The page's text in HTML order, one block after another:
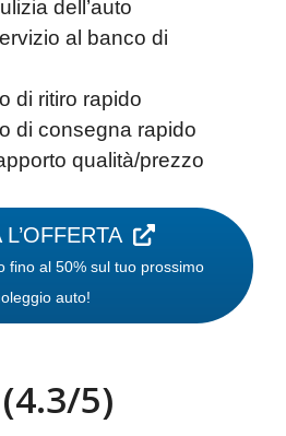
dell’auto
al banco di
di ritiro rapido
di consegna rapido
qualità/prezzo
fino al 50% sul tuo prossimo
auto!
5)